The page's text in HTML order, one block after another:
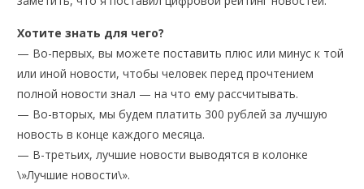
Хотите знать для чего?
— Во-первых, вы можете поставить плюс или минус к той
или иной новости, чтобы человек перед прочтением
полной новости знал — на что ему рассчитывать.
— Во-вторых, мы будем платить 300 рублей за лучшую
новость в конце каждого месяца.
— В-третьих, лучшие новости выводятся в колонке
\»Лучшие новости\».